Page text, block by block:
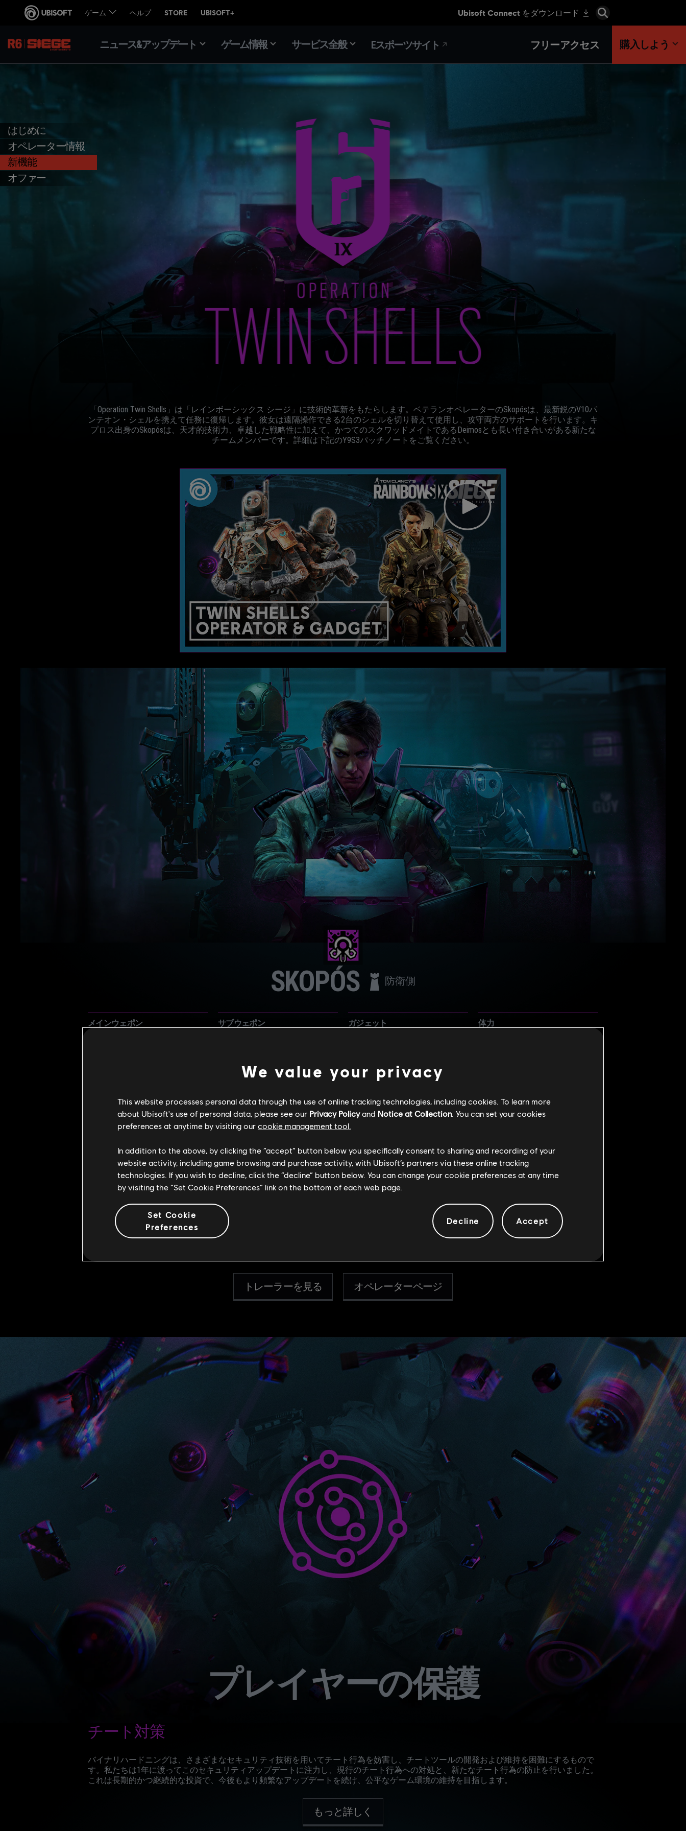
ニュース&アップデート ゲーム情報 サービス全般 Eスポーツサイト フリーアクセス 購入しよう
はじめに
オペレーター情報
新機能
オファー
「Operation Twin Shells」は「レインボーシックス シージ」に技術的革新をもたらします。ベテランオペレーターのSkopósは、最新鋭のV10パ
ンテオン・シェルを携えて任務に復帰します。彼女は遠隔操作できる2台のシェルを切り替えて使用し、攻守両方のサポートを行います。キ
プロス出身のSkopósは、天才的技術力、卓越した戦略性に加えて、かつてのスクワッドメイトであるDeimosとも長い付き合いがある新たな
チームメンバーです。詳細は下記のY9S3パッチノートをご覧ください。
SKOPÓS 防衛側
メインウェポン サブウェポン ガジェット 体力
固有アビリティとプレイスタイル
2体のV10パンテオン・シェルを携え、Skopósが参戦します。シェルの1体はオペレーターとして操
作でき、もう1体は保護シールドを備えた偵察ツールとして運用可能です。同時に操作できるのは
1体のみで、片方が破壊された時点で両方との接続が断たれてしまいますが、2体を自由に切り替
えて操作できる彼女は、強力な情報およびサポートオペレーターとして活躍します。
トレーラーを見る オペレーターページ
プレイヤーの保護
チート対策
バイナリハードニングは、さまざまなセキュリティ技術を用いてチート行為を妨害し、チートツールの開発および維持を困難にするもので
す。私たちは1年に渡ってこのセキュリティアップデートに注力し、現行のチート行為への対処と、新たなチート行為の防止を行いました。
これは長期的かつ継続的な投資で、今後もより頻繁なアップデートを続け、公平なゲーム環境の維持を目指します。
もっと詳しく
We value your privacy
This website processes personal data through the use of online tracking technologies, including cookies. To learn more
about Ubisoft's use of personal data, please see our Privacy Policyand Notice at Collection. You can set your cookies
preferences at anytime by visiting our cookie management tool.
In addition to the above, by clicking the “accept” button below you specifically consent to sharing and recording of your
website activity, including game browsing and purchase activity, with Ubisoft’s partners via these online tracking
technologies. If you wish to decline, click the “decline” button below. You can change your cookie preferences at any time
by visiting the “Set Cookie Preferences” link on the bottom of each web page.
Set Cookie
Preferences
Decline Accept